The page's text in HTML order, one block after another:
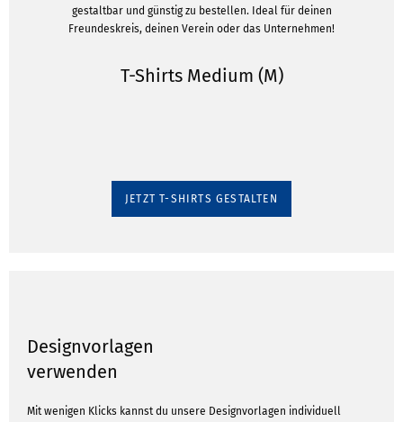
gestaltbar und günstig zu bestellen. Ideal für deinen
Freundeskreis, deinen Verein oder das Unternehmen!
T-Shirts Medium (M)
JETZT T-SHIRTS GESTALTEN
Designvorlagen
verwenden
Mit wenigen Klicks kannst du unsere Designvorlagen individuell